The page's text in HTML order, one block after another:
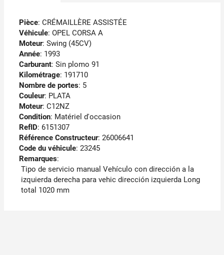
Pièce: CRÉMAILLÈRE ASSISTÉE
Véhicule: OPEL CORSA A
Moteur: Swing (45CV)
Année: 1993
Carburant: Sin plomo 91
Kilométrage: 191710
Nombre de portes: 5
Couleur: PLATA
Moteur: C12NZ
Condition: Matériel d'occasion
RefID: 6151307
Référence Constructeur: 26006641
Code du véhicule: 23245
Remarques:
Tipo de servicio manual Vehículo con dirección a la
izquierda derecha para vehic dirección izquierda Long
total 1020 mm